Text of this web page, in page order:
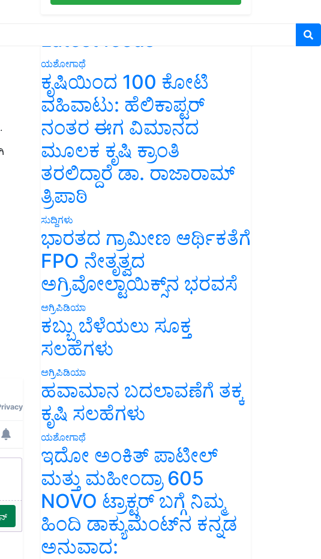
Latest feeds
ಯಶೋಗಾಥೆ
ಕೃಷಿಯಿಂದ 100 ಕೋಟಿ
ವಹಿವಾಟು: ಹೆಲಿಕಾಪ್ಟರ್
ನಂತರ ಈಗ ವಿಮಾನದ
ಮೂಲಕ ಕೃಷಿ ಕ್ರಾಂತಿ
ತರಲಿದ್ದಾರೆ ಡಾ. ರಾಜಾರಾಮ್
ತ್ರಿಪಾಠಿ
ಸುದ್ದಿಗಳು
ಭಾರತದ ಗ್ರಾಮೀಣ ಆರ್ಥಿಕತೆಗೆ
FPO ನೇತೃತ್ವದ
ಅಗ್ರಿವೋಲ್ಟಾಯಿಕ್ಸ್‌ನ ಭರವಸೆ
ಅಗ್ರಿಪಿಡಿಯಾ
ಕಬ್ಬು ಬೆಳೆಯಲು ಸೂಕ್ತ
ಸಲಹೆಗಳು
ಅಗ್ರಿಪಿಡಿಯಾ
ಹವಾಮಾನ ಬದಲಾವಣೆಗೆ ತಕ್ಕ
ಕೃಷಿ ಸಲಹೆಗಳು
ಯಶೋಗಾಥೆ
ಇದೋ ಅಂಕಿತ್ ಪಾಟೀಲ್
ಮತ್ತು ಮಹೀಂದ್ರಾ 605
NOVO ಟ್ರಾಕ್ಟರ್ ಬಗ್ಗೆ ನಿಮ್ಮ
ಹಿಂದಿ ಡಾಕ್ಯುಮೆಂಟ್‌ನ ಕನ್ನಡ
ಅನುವಾದ: